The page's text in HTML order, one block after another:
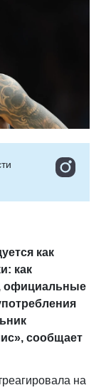
как
как
официальные
сообщает
на